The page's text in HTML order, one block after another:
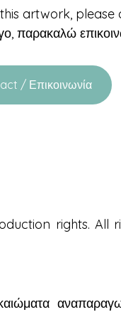
artwork, please
παρακαλώ
/ Επικοινωνία
rights. All